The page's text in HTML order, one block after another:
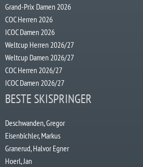
Grand-Prix Damen 2026
COC Herren 2026
ICOC Damen 2026
Weltcup Herren 2026/27
Weltcup Damen 2026/27
COC Herren 2026/27
ICOC Damen 2026/27
BESTE SKISPRINGER
Deschwanden, Gregor
Eisenbichler, Markus
Granerud, Halvor Egner
Hoerl, Jan